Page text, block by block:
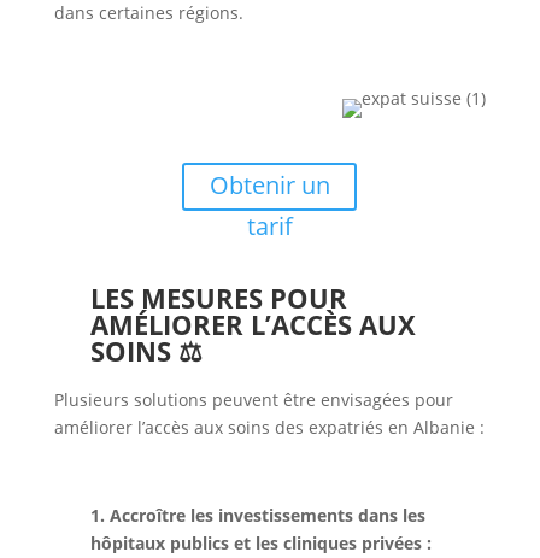
dans certaines régions.
Obtenir un
tarif
LES MESURES POUR
AMÉLIORER L’ACCÈS AUX
SOINS ⚖
Plusieurs solutions peuvent être envisagées pour
améliorer l’accès aux soins des expatriés en Albanie :
1. Accroître les investissements dans les
hôpitaux publics et les cliniques privées :